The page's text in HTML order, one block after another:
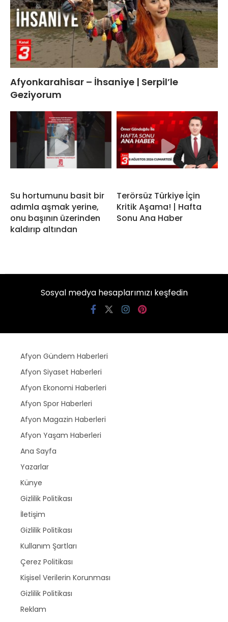
Afyonkarahisar – İhsaniye | Serpil’le
Geziyorum
Su hortumunu basit bir
adımla aşmak yerine,
onu başının üzerinden
kaldırıp altından
Terörsüz Türkiye İçin
Kritik Aşama! | Hafta
Sonu Ana Haber
Sosyal medya hesaplarımızı keşfedin
Afyon Gündem Haberleri
Afyon Siyaset Haberleri
Afyon Ekonomi Haberleri
Afyon Spor Haberleri
Afyon Magazin Haberleri
Afyon Yaşam Haberleri
Ana Sayfa
Yazarlar
Künye
Gizlilik Politikası
İletişim
Gizlilik Politikası
Kullanım Şartları
Çerez Politikası
Kişisel Verilerin Korunması
Gizlilik Politikası
Reklam